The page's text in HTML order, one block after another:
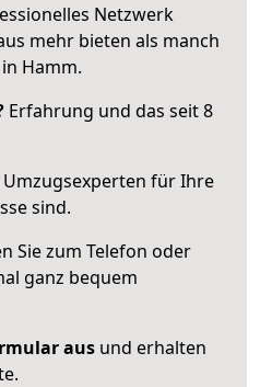
Netzwerk
mehr bieten als manch
Hamm.
Erfahrung und das seit 8
Umzugsexperten für Ihre
sind.
Sie zum Telefon oder
ganz bequem
aus und erhalten